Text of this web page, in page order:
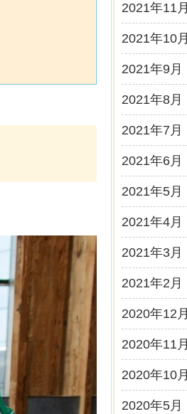
2021年11月
2021年10月
2021年9月
2021年8月
2021年7月
2021年6月
2021年5月
2021年4月
2021年3月
2021年2月
2020年12月
2020年11月
2020年10月
2020年5月